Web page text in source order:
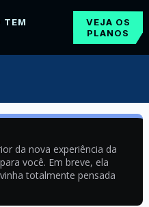
TEM
VEJA OS
PLANOS
da nova experiência da
você. Em breve, ela
totalmente pensada